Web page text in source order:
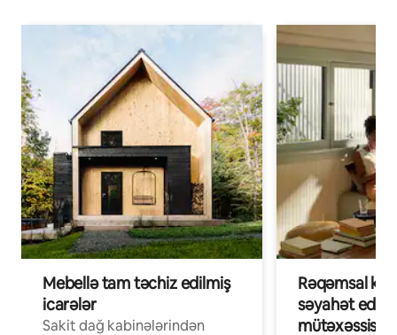
Mebellə tam təchiz edilmiş
icarələr
Sakit dağ kabinələrindən
Rəqəmsal
səyahət edən
mütəxəssislər